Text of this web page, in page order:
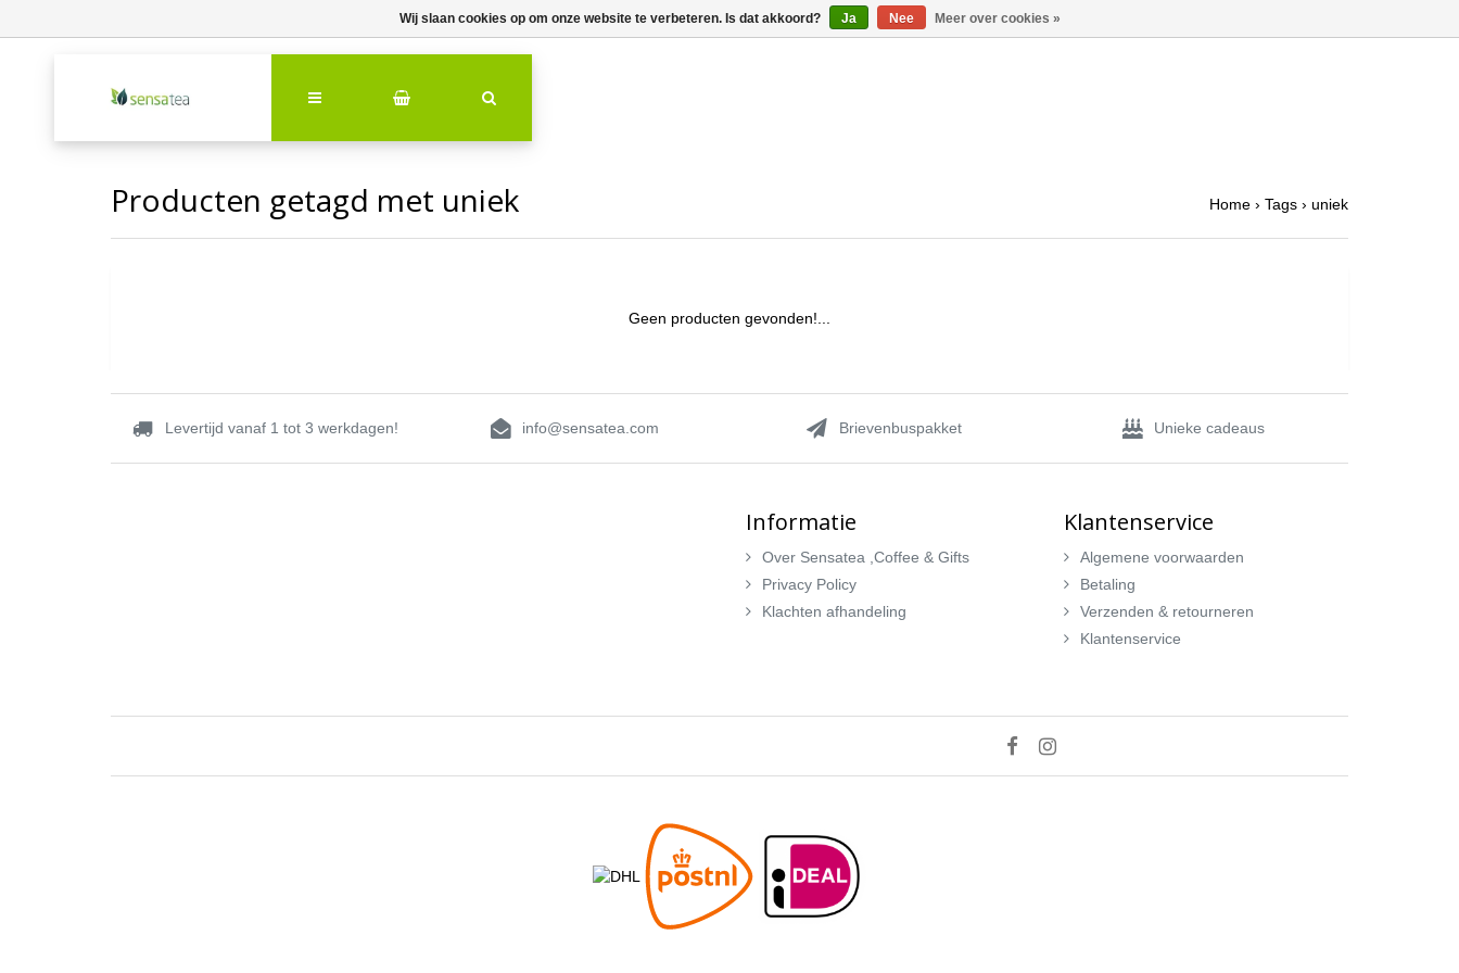
Producten getagd met uniek Home › Tags › uniek
Geen producten gevonden!...
Levertijd vanaf 1 tot 3 werkdagen! info@sensatea.com Brievenbuspakket Unieke cadeaus
Informatie
Over Sensatea ,Coffee & Gifts
Privacy Policy
Klachten afhandeling
Klantenservice
Algemene voorwaarden
Betaling
Verzenden & retourneren
Klantenservice
Wij slaan cookies op om onze website te verbeteren. Is dat akkoord? Ja Nee Meer over cookies »